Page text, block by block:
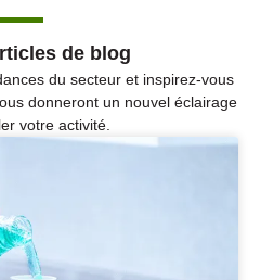
de blog
du secteur et inspirez-vous
donneront un nouvel éclairage
votre activité.